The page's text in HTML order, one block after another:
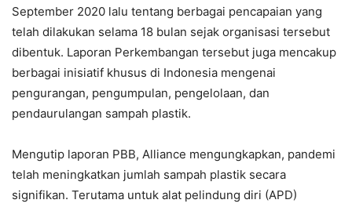
September 2020 lalu tentang berbagai pencapaian yang
telah dilakukan selama 18 bulan sejak organisasi tersebut
dibentuk. Laporan Perkembangan tersebut juga mencakup
berbagai inisiatif khusus di Indonesia mengenai
pengurangan, pengumpulan, pengelolaan, dan
pendaurulangan sampah plastik.
Mengutip laporan PBB, Alliance mengungkapkan, pandemi
telah meningkatkan jumlah sampah plastik secara
signifikan. Terutama untuk alat pelindung diri (APD)